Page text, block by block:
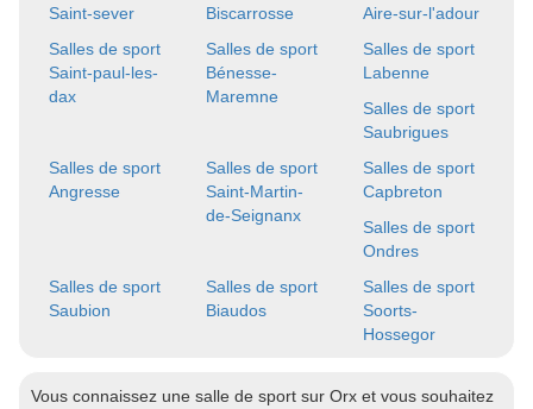
Saint-sever
Biscarrosse
Aire-sur-l'adour
Salles de sport
Saint-paul-les-
dax
Salles de sport
Bénesse-
Maremne
Salles de sport
Labenne
Salles de sport
Saubrigues
Salles de sport
Angresse
Salles de sport
Saint-Martin-
de-Seignanx
Salles de sport
Capbreton
Salles de sport
Ondres
Salles de sport
Saubion
Salles de sport
Biaudos
Salles de sport
Soorts-
Hossegor
Vous connaissez une salle de sport sur Orx et vous souhaitez